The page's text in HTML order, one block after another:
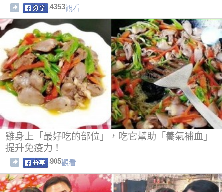
4353觀看
雞身上「最好吃的部位」，吃它幫助「養氣補血」
提升免疫力！
905觀看